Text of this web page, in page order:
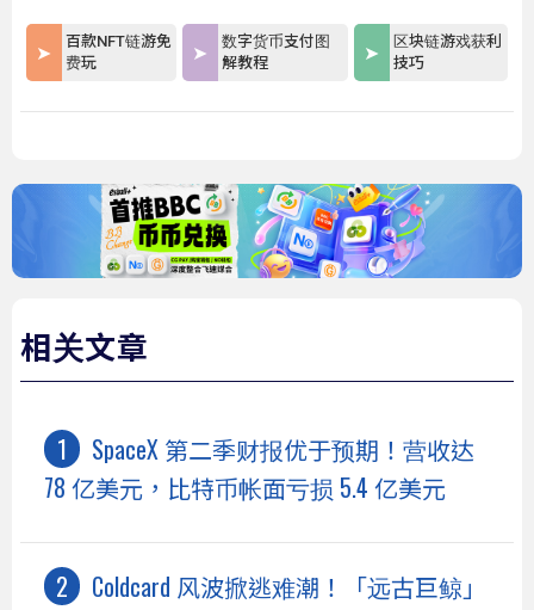
百款NFT链游免
费玩
数字货币支付图
解教程
区块链游戏获利
技巧
相关文章
SpaceX 第二季财报优于预期！营收达
78 亿美元，比特币帐面亏损 5.4 亿美元
Coldcard 风波掀逃难潮！「远古巨鲸」